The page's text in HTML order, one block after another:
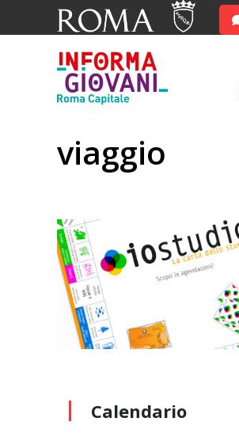
viaggio
Calendario